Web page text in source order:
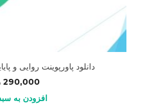
دانلود پاورپوینت روایی و
290,000
افزودن به